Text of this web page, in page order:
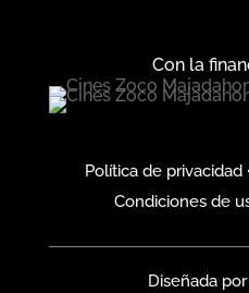
Con la
Política de privacidad ·
Condiciones de
Diseñada por